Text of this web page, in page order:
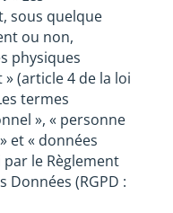
sous quelque
ou non,
physiques
» (article 4 de la loi
termes
», « personne
et « données
le Règlement
Données (RGPD :